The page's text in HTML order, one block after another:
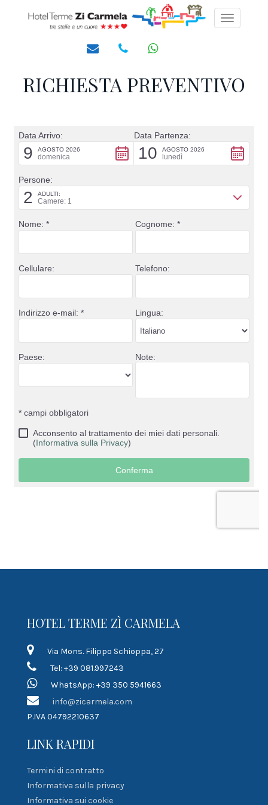
Toggle
RICHIESTA PREVENTIVO
HOTEL TERME ZÌ CARMELA
Via Mons. Filippo Schioppa, 27
Tel: +39 081.997243
WhatsApp: +39 350 5941663
info@zicarmela.com
P.IVA 04792210637
LINK RAPIDI
Termini di contratto
Informativa sulla privacy
Informativa sui cookie